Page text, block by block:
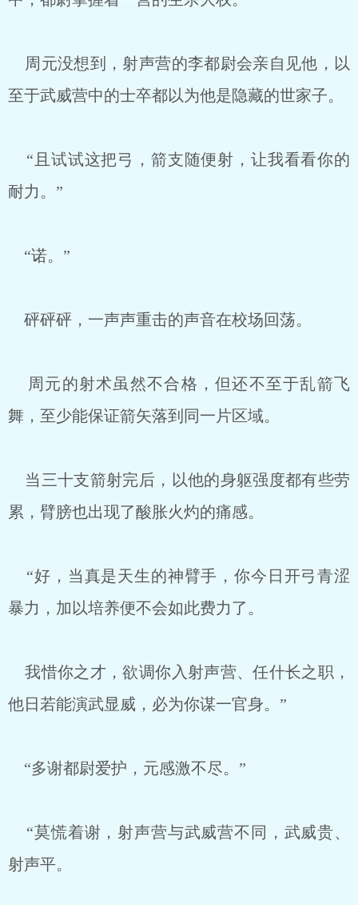
周元没想到，射声营的李都尉会亲自见他，以
至于武威营中的士卒都以为他是隐藏的世家子。
“且试试这把弓，箭支随便射，让我看看你的
耐力。”
“诺。”
砰砰砰，一声声重击的声音在校场回荡。
周元的射术虽然不合格，但还不至于乱箭飞
舞，至少能保证箭矢落到同一片区域。
当三十支箭射完后，以他的身躯强度都有些劳
累，臂膀也出现了酸胀火灼的痛感。
“好，当真是天生的神臂手，你今日开弓青涩
暴力，加以培养便不会如此费力了。
我惜你之才，欲调你入射声营、任什长之职，
他日若能演武显威，必为你谋一官身。”
“多谢都尉爱护，元感激不尽。”
“莫慌着谢，射声营与武威营不同，武威贵、
射声平。